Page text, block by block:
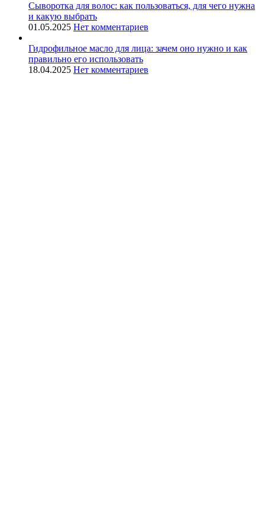
Сыворотка для волос: как пользоваться, для чего нужна
и какую выбрать
01.05.2025 Нет комментариев
Гидрофильное масло для лица: зачем оно нужно и как
правильно его использовать
18.04.2025 Нет комментариев